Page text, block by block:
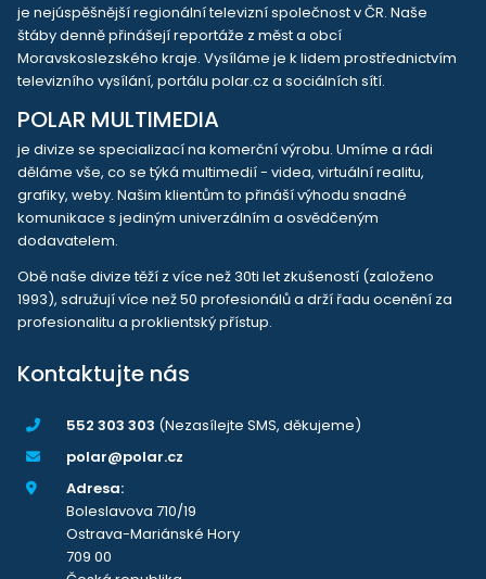
je nejúspěšnější regionální televizní společnost v ČR. Naše
štáby denně přinášejí reportáže z měst a obcí
Moravskoslezského kraje. Vysíláme je k lidem prostřednictvím
televizního vysílání, portálu polar.cz a sociálních sítí.
POLAR MULTIMEDIA
je divize se specializací na komerční výrobu. Umíme a rádi
děláme vše, co se týká multimedií - videa, virtuální realitu,
grafiky, weby. Našim klientům to přináší výhodu snadné
komunikace s jediným univerzálním a osvědčeným
dodavatelem.
Obě naše divize těží z více než 30ti let zkušeností (založeno
1993), sdružují více než 50 profesionálů a drží řadu ocenění za
profesionalitu a proklientský přístup.
Kontaktujte nás
552 303 303 (Nezasílejte SMS, děkujeme)
polar@polar.cz
Adresa:
Boleslavova 710/19
Ostrava-Mariánské Hory
709 00